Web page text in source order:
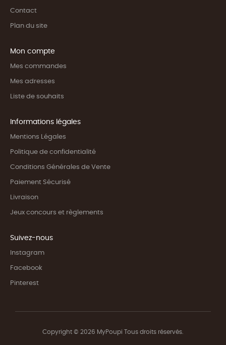
Contact
Plan du site
Mon compte
Mes commandes
Mes adresses
Liste de souhaits
Informations légales
Mentions Légales
Politique de confidentialité
Conditions Générales de Vente
Paiement Sécurisé
Livraison
Jeux concours et règlements
Suivez-nous
Instagram
Facebook
Pinterest
Copyright © 2026 MyPoupi Tous droits réservés.